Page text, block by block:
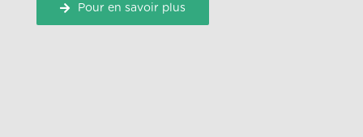
Pour en savoir plus